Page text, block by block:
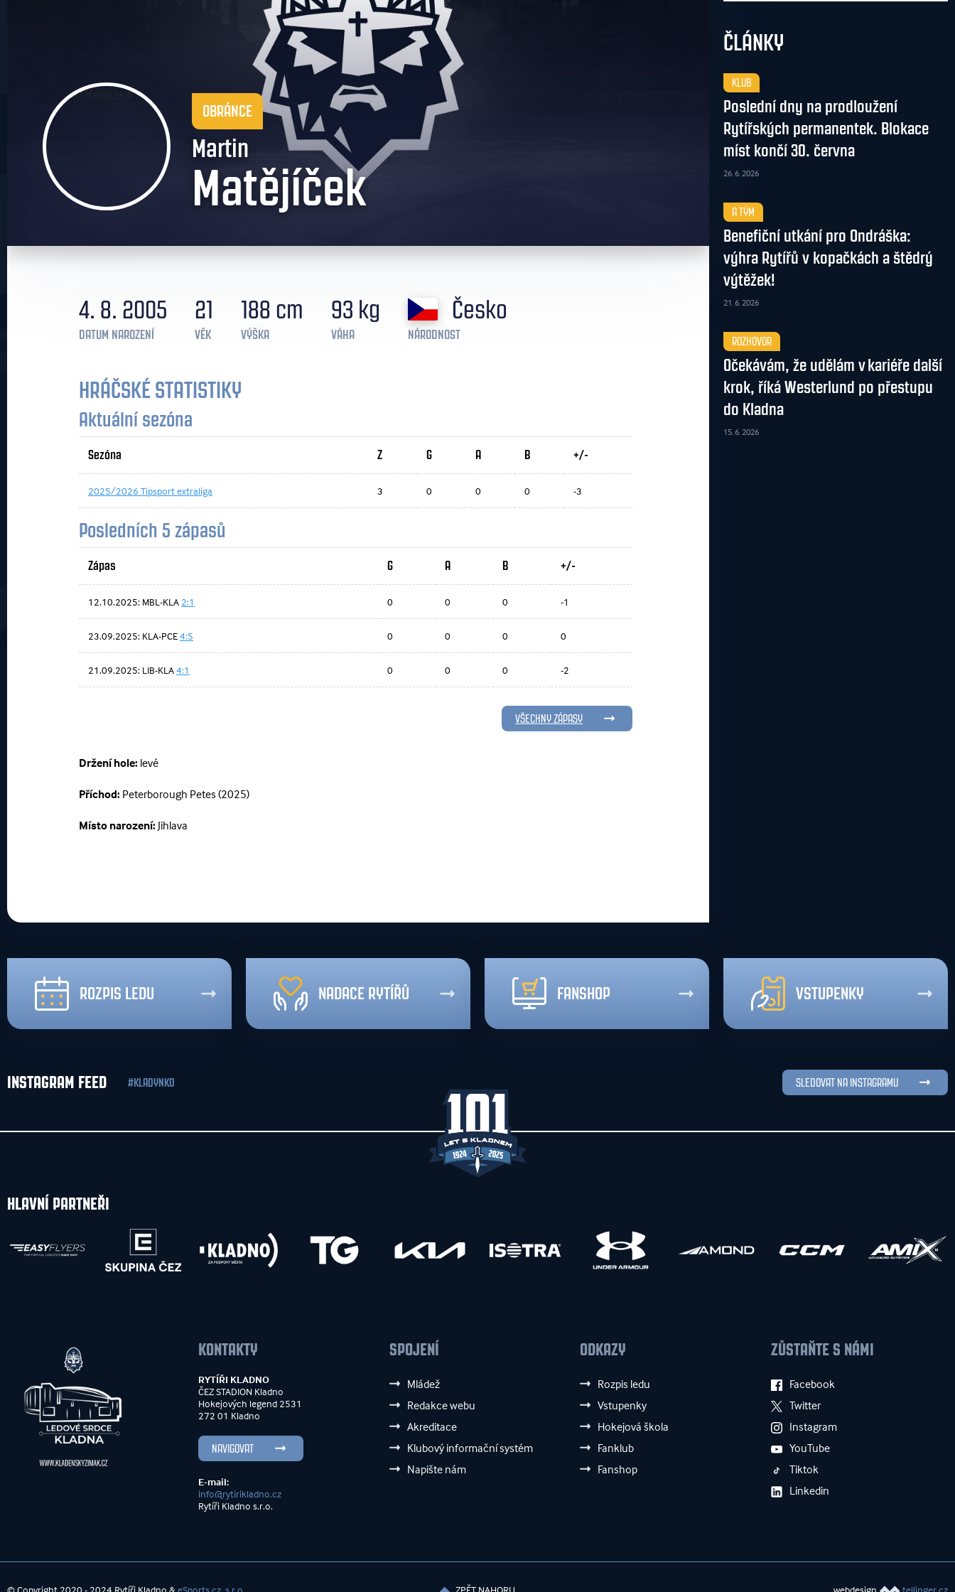
OBRÁNCE
Martin
Matějíček
4. 8. 2005
DATUM NAROZENÍ
21
VĚK
188 cm
VÝŠKA
93 kg
VÁHA
Česko
NÁRODNOST
HRÁČSKÉ STATISTIKY
Aktuální sezóna
Sezóna Z G A B +/-
2025/2026 Tipsport extraliga 3 0 0 0 -3
Posledních 5 zápasů
Zápas G A B +/-
12.10.2025: MBL-KLA 2:1 0 0 0 -1
23.09.2025: KLA-PCE4:5 0 0 0 0
21.09.2025: LIB-KLA4:1 0 0 0 -2
VŠECHNY ZÁPASY
Držení hole: levé
Příchod: Peterborough Petes (2025)
Místo narození: Jihlava
ČLÁNKY
KLUB
Poslední dny na prodloužení
Rytířských permanentek. Blokace
míst končí 30. června
26. 6. 2026
A TÝM
Benefiční utkání pro Ondráška:
výhra Rytířů v kopačkách a štědrý
výtěžek!
21. 6. 2026
ROZHOVOR
Očekávám, že udělám v kariéře další
krok, říká Westerlund po přestupu
do Kladna
15. 6. 2026
ROZPIS LEDU NADACE RYTÍŘŮ FANSHOP VSTUPENKY
INSTAGRAM FEED #KLADYNKO SLEDOVAT NA INSTAGRAMU
HLAVNÍ PARTNEŘI
KONTAKTY
RYTÍŘI KLADNO
ČEZ STADION Kladno
Hokejových legend 2531
272 01 Kladno
NAVIGOVAT
E-mail:
info@rytirikladno.cz
Rytíři Kladno s.r.o.
SPOJENÍ
Mládež
Redakce webu
Akreditace
Klubový informační systém
Napište nám
ODKAZY
Rozpis ledu
Vstupenky
Hokejová škola
Fanklub
Fanshop
ZŮSTAŇTE S NÁMI
Facebook
Twitter
Instagram
YouTube
Tiktok
Linkedin
© Copyright 2020 - 2024 Rytíři Kladno & eSports.cz, s.r.o. ZPĚT NAHORU webdesign tellinger.cz